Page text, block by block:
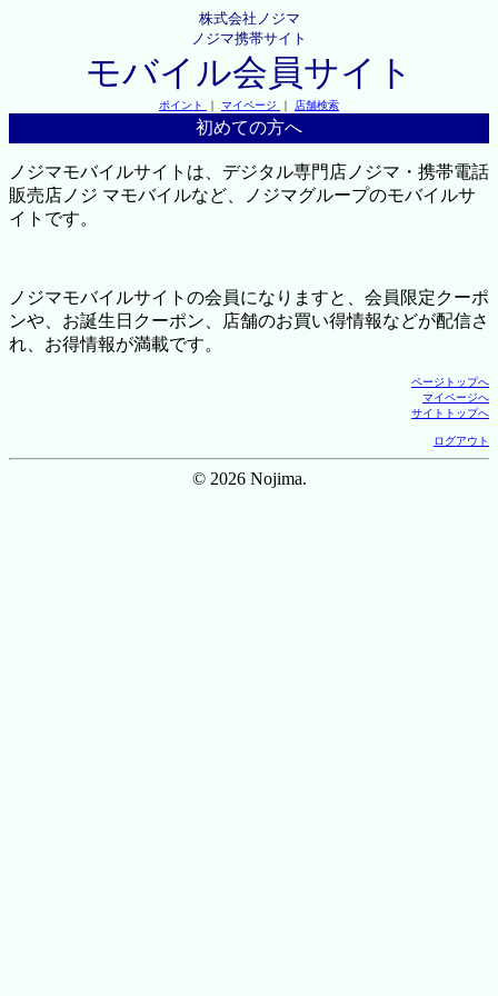
株式会社ノジマ
ノジマ携帯サイト
モバイル会員サイト
ポイント ｜ マイページ ｜ 店舗検索
初めての方へ
ノジマモバイルサイトは、デジタル専門店ノジマ・携帯電話
販売店ノジ マモバイルなど、ノジマグループのモバイルサ
イトです。
ノジマモバイルサイトの会員になりますと、会員限定クーポ
ンや、お誕生日クーポン、店舗のお買い得情報などが配信さ
れ、お得情報が満載です。
ページトップへ
マイページへ
サイトトップへ
ログアウト
© 2026 Nojima.